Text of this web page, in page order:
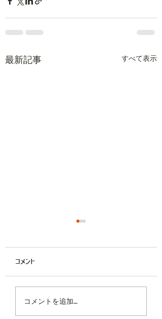
最新記事 すべて表示
改修物件：シナノマチの住
宅
コメント
コメントを追加…